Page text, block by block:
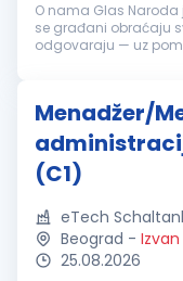
O nama Glas
se građani obraćaju
odgovaraju — uz
Menadžer/
(C1)
eTech
Beograd -
25.08.2026